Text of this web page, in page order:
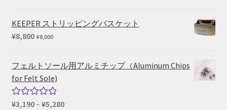
価
で
し
た。
¥54,450
KEEPER ストリッピングバスケット
¥8,800 ¥8,000
フェルトソール用アルミチップ（Aluminum Chips
for Felt Sole)
5段階中
¥3,190– ¥5,280価